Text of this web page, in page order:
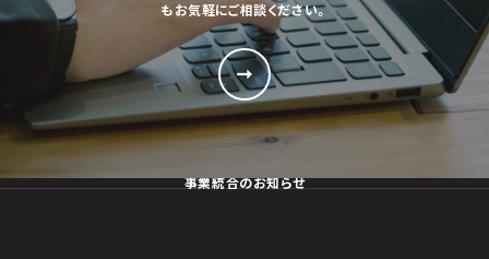
もお気軽にご相談ください。
事業統合のお知らせ